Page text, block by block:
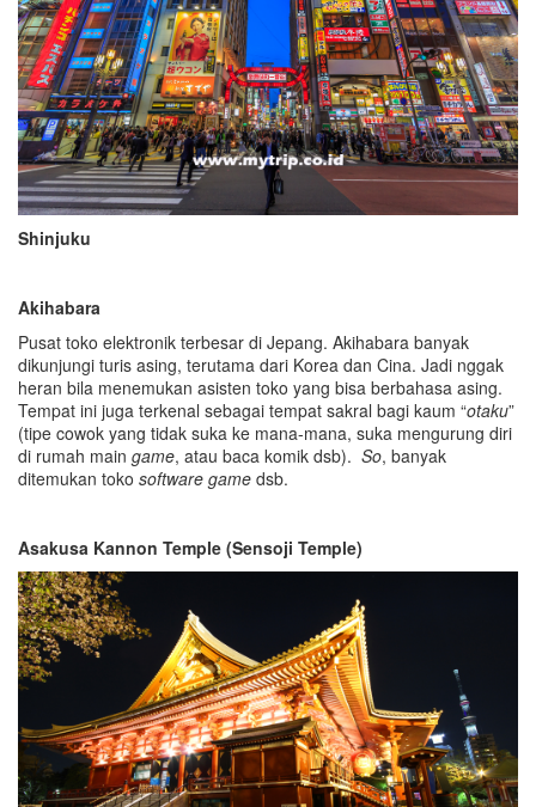
Shinjuku
Akihabara
Pusat toko elektronik terbesar di Jepang. Akihabara banyak
dikunjungi turis asing, terutama dari Korea dan Cina. Jadi nggak
heran bila menemukan asisten toko yang bisa berbahasa asing.
Tempat ini juga terkenal sebagai tempat sakral bagi kaum “otaku”
(tipe cowok yang tidak suka ke mana-mana, suka mengurung diri
di rumah main game, atau baca komik dsb). So, banyak
ditemukan toko software game dsb.
Asakusa Kannon Temple (Sensoji Temple)